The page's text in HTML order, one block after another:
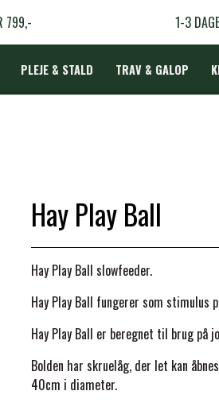
799,- 1-3
PLEJE & STALD TRAV & GALOP
Hay Play Ball
Hay Play Ball slowfeeder.
Hay Play Ball fungerer som
Hay Play Ball er beregnet til brug på
Bolden har skruelåg, der let kan
40cm i diameter.